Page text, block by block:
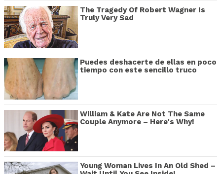
The Tragedy Of Robert Wagner Is
Truly Very Sad
Puedes deshacerte de ellas en poco
tiempo con este sencillo truco
William & Kate Are Not The Same
Couple Anymore – Here's Why!
Young Woman Lives In An Old Shed –